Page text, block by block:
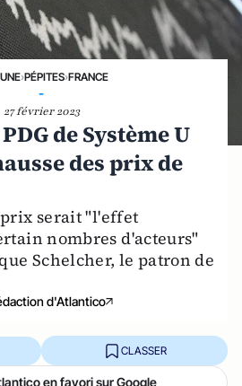
›PÉPITES›FRANCE
-
27 février 2023
de Système U
des prix de
prix serait "l'effet
nombres d'acteurs"
Schelcher, le patron de
d'Atlantico
CLASSER
en favori sur Google